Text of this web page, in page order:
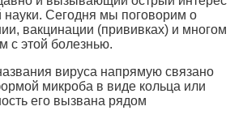
науки. Сегодня мы поговорим о
вакцинации (прививках) и многом
с этой болезнью.
вируса напрямую связано
микроба в виде кольца или
его вызвана рядом